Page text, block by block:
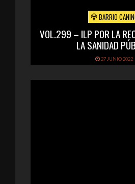
BARRIO
VOL.299 – ILP POR LA
LA SANIDAD
27 JUNIO 2022